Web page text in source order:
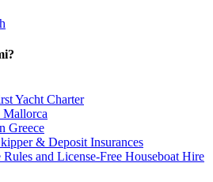
Yacht Charter
Mallorca
Greece
& Deposit Insurances
and License-Free Houseboat Hire